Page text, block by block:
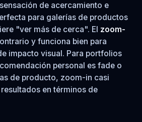
de acercamiento e
para galerías de productos
"ver más de cerca". El zoom-
y funciona bien para
impacto visual. Para portfolios
personal es fade o
de producto, zoom-in casi
en términos de